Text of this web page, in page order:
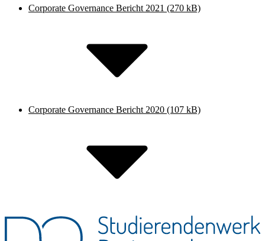
Corporate Governance Bericht 2021 (270 kB)
Corporate Governance Bericht 2020 (107 kB)